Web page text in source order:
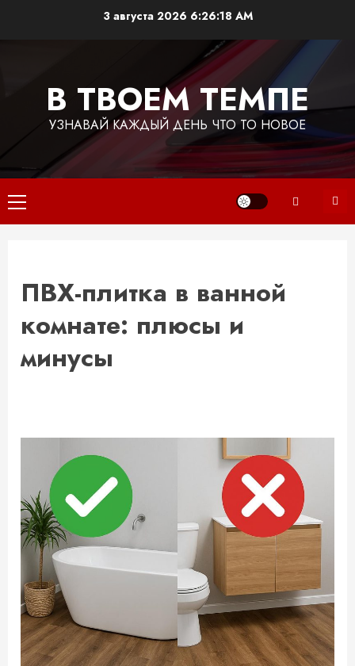
3 августа 2026 6:26:18 AM
В ТВОЕМ ТЕМПЕ
УЗНАВАЙ КАЖДЫЙ ДЕНЬ ЧТО ТО НОВОЕ
Основное
меню
ПВХ-плитка в ванной
комнате: плюсы и
минусы